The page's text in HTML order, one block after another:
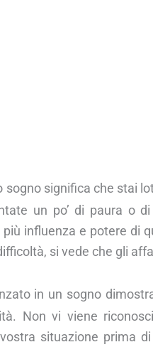
sogno significa che stai
un po’ di paura o
influenza e potere di
si vede che gli
in un sogno
Non vi viene
situazione prima